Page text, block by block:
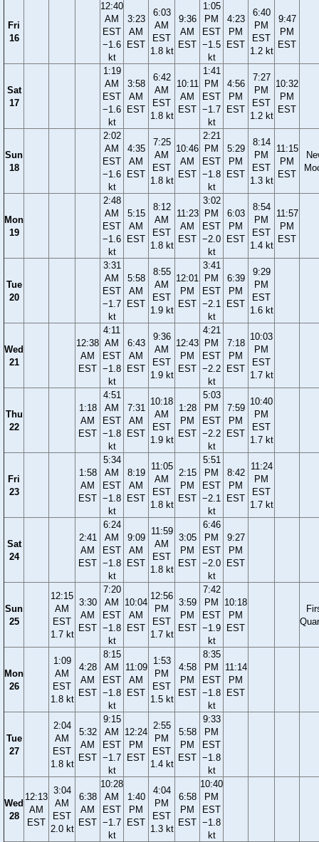
Fri
16
12:40
AM
EST
−1.6
kt
3:23
AM
EST
6:03
AM
EST
1.8 kt
9:36
AM
EST
1:05
PM
EST
−1.5
kt
4:23
PM
EST
6:40
PM
EST
1.2 kt
9:47
PM
EST
Sat
17
1:19
AM
EST
−1.6
kt
3:58
AM
EST
6:42
AM
EST
1.8 kt
10:11
AM
EST
1:41
PM
EST
−1.7
kt
4:56
PM
EST
7:27
PM
EST
1.2 kt
10:32
PM
EST
Sun
18
2:02
AM
EST
−1.6
kt
4:35
AM
EST
7:25
AM
EST
1.8 kt
10:46
AM
EST
2:21
PM
EST
−1.8
kt
5:29
PM
EST
8:14
PM
EST
1.3 kt
11:15
PM
EST
Mon
19
2:48
AM
EST
−1.6
kt
5:15
AM
EST
8:12
AM
EST
1.8 kt
11:23
AM
EST
3:02
PM
EST
−2.0
kt
6:03
PM
EST
8:54
PM
EST
1.4 kt
11:57
PM
EST
Tue
20
3:31
AM
EST
−1.7
kt
5:58
AM
EST
8:55
AM
EST
1.9 kt
12:01
PM
EST
3:41
PM
EST
−2.1
kt
6:39
PM
EST
9:29
PM
EST
1.6 kt
Wed
21
12:38
AM
EST
4:11
AM
EST
−1.8
kt
6:43
AM
EST
9:36
AM
EST
1.9 kt
12:43
PM
EST
4:21
PM
EST
−2.2
kt
7:18
PM
EST
10:03
PM
EST
1.7 kt
Thu
22
1:18
AM
EST
4:51
AM
EST
−1.8
kt
7:31
AM
EST
10:18
AM
EST
1.9 kt
1:28
PM
EST
5:03
PM
EST
−2.2
kt
7:59
PM
EST
10:40
PM
EST
1.7 kt
Fri
23
1:58
AM
EST
5:34
AM
EST
−1.8
kt
8:19
AM
EST
11:05
AM
EST
1.8 kt
2:15
PM
EST
5:51
PM
EST
−2.1
kt
8:42
PM
EST
11:24
PM
EST
1.7 kt
Sat
24
2:41
AM
EST
6:24
AM
EST
−1.8
kt
9:09
AM
EST
11:59
AM
EST
1.8 kt
3:05
PM
EST
6:46
PM
EST
−2.0
kt
9:27
PM
EST
Sun
25
12:15
AM
EST
1.7 kt
3:30
AM
EST
7:20
AM
EST
−1.8
kt
10:04
AM
EST
12:56
PM
EST
1.7 kt
3:59
PM
EST
7:42
PM
EST
−1.9
kt
10:18
PM
EST
Mon
26
1:09
AM
EST
1.8 kt
4:28
AM
EST
8:15
AM
EST
−1.8
kt
11:09
AM
EST
1:53
PM
EST
1.5 kt
4:58
PM
EST
8:35
PM
EST
−1.8
kt
11:14
PM
EST
Tue
27
2:04
AM
EST
1.8 kt
5:32
AM
EST
9:15
AM
EST
−1.7
kt
12:24
PM
EST
2:55
PM
EST
1.4 kt
5:58
PM
EST
9:33
PM
EST
−1.8
kt
Wed
28
12:13
AM
EST
3:04
AM
EST
2.0 kt
6:38
AM
EST
10:28
AM
EST
−1.7
kt
1:40
PM
EST
4:04
PM
EST
1.3 kt
6:58
PM
EST
10:40
PM
EST
−1.8
kt